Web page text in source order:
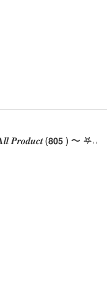
𝑷𝒓𝒐𝒅𝒖𝒄𝒕 (𝟴𝟬𝟱 ) 〜 𖤐˒˒‪‪